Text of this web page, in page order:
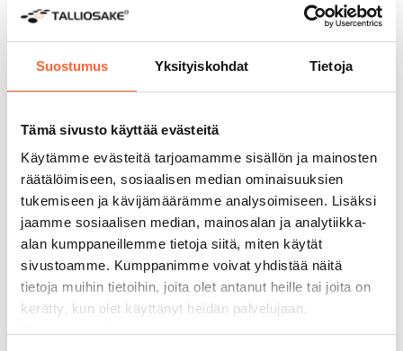
Suostumus Yksityiskohdat Tietoja
Tämä sivusto käyttää evästeitä
Käytämme evästeitä tarjoamamme sisällön ja mainosten
räätälöimiseen, sosiaalisen median ominaisuuksien
tukemiseen ja kävijämäärämme analysoimiseen. Lisäksi
jaamme sosiaalisen median, mainosalan ja analytiikka-
alan kumppaneillemme tietoja siitä, miten käytät
sivustoamme. Kumppanimme voivat yhdistää näitä
tietoja muihin tietoihin, joita olet antanut heille tai joita on
kerätty, kun olet käyttänyt heidän palvelujaan.
SIJOITTAJALLE
Vakaata tuottoa ja
vaivattomuutta